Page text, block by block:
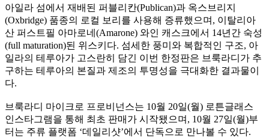
아일라 섬에서 재배된 퍼블리칸(Publican)과 옥스브리지
(Oxbridge) 품종의 로컬 보리를 사용해 증류했으며, 이탈리아
산 퍼스트필 아마로네(Amarone) 와인 캐스크에서 14년간 숙성
(full maturation)된 위스키다. 섬세한 풍미와 복합적인 구조, 아
일라의 테루아가 고스란히 담긴 이번 한정판은 브룩라디가 추
구하는 테루아의 본질과 제조의 투명성을 극대화한 결과물이
다.
브룩라디 마이크로 프로비넌스는 10월 20일(월) 로튼글래스
인스타그램을 통해 최초 판매가 시작됐으며, 10월 27일(월)부
터는 주류 플랫폼 ‘데일리샷’에서 단독으로 만나볼 수 있다.